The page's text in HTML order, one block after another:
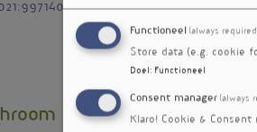
verbeteren
Functioneel (always
Store data (e.g. cookie
Doel : Functioneel
Consent manager (always
Klaro! Cookie &